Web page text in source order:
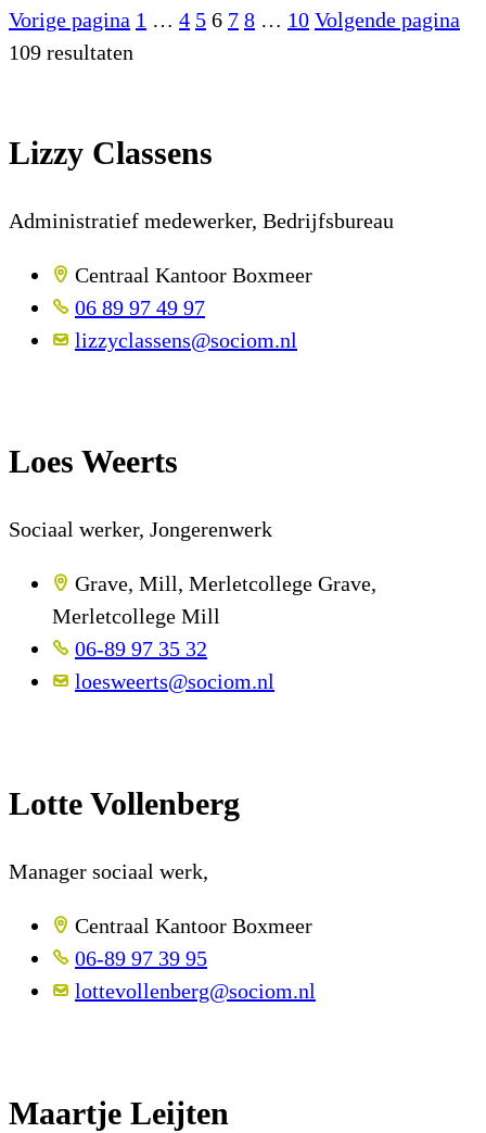
Vorige pagina 1 … 4 5 6 7 8 … 10 Volgende pagina
109 resultaten
Lizzy Classens
Administratief medewerker, Bedrijfsbureau
Centraal Kantoor Boxmeer
06 89 97 49 97
lizzyclassens@sociom.nl
Loes Weerts
Sociaal werker, Jongerenwerk
Grave, Mill, Merletcollege Grave,
Merletcollege Mill
06-89 97 35 32
loesweerts@sociom.nl
Lotte Vollenberg
Manager sociaal werk,
Centraal Kantoor Boxmeer
06-89 97 39 95
lottevollenberg@sociom.nl
Maartje Leijten